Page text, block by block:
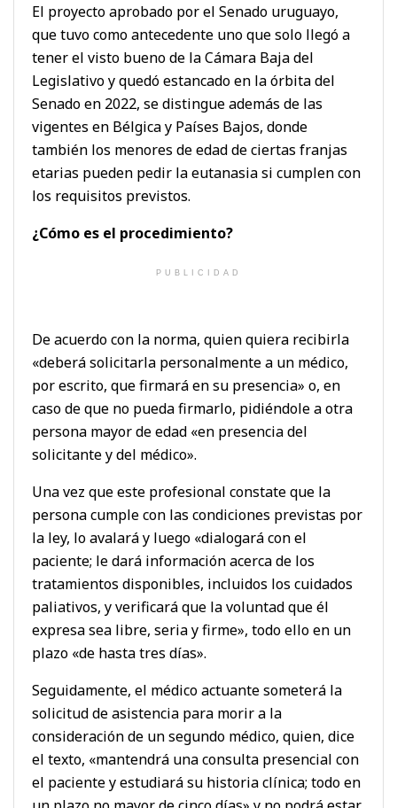
El proyecto aprobado por el Senado uruguayo,
que tuvo como antecedente uno que solo llegó a
tener el visto bueno de la Cámara Baja del
Legislativo y quedó estancado en la órbita del
Senado en 2022, se distingue además de las
vigentes en Bélgica y Países Bajos, donde
también los menores de edad de ciertas franjas
etarias pueden pedir la eutanasia si cumplen con
los requisitos previstos.
¿Cómo es el procedimiento?
PUBLICIDAD
De acuerdo con la norma, quien quiera recibirla
«deberá solicitarla personalmente a un médico,
por escrito, que firmará en su presencia» o, en
caso de que no pueda firmarlo, pidiéndole a otra
persona mayor de edad «en presencia del
solicitante y del médico».
Una vez que este profesional constate que la
persona cumple con las condiciones previstas por
la ley, lo avalará y luego «dialogará con el
paciente; le dará información acerca de los
tratamientos disponibles, incluidos los cuidados
paliativos, y verificará que la voluntad que él
expresa sea libre, seria y firme», todo ello en un
plazo «de hasta tres días».
Seguidamente, el médico actuante someterá la
solicitud de asistencia para morir a la
consideración de un segundo médico, quien, dice
el texto, «mantendrá una consulta presencial con
el paciente y estudiará su historia clínica; todo en